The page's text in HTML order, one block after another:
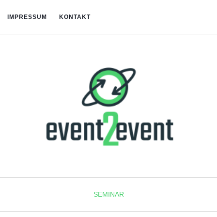
IMPRESSUM KONTAKT
SEMINAR